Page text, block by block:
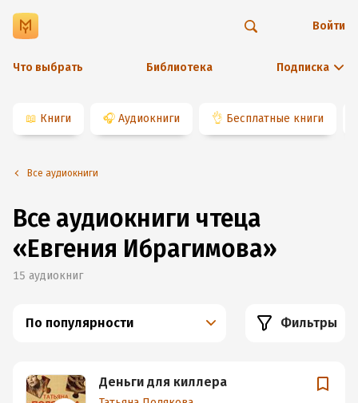
Что выбрать Библиотека Подписка
Войти
📖 Книги 🎧 Аудиокниги 👌 Бесплатные книги
Все аудиокниги
Все аудиокниги чтеца
«Евгения Ибрагимова»
15 аудиокниг
По популярности Фильтры
Деньги для киллера